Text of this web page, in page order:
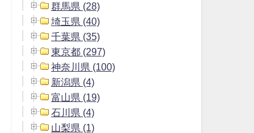
群馬県 (28)
埼玉県 (40)
千葉県 (35)
東京都 (297)
神奈川県 (100)
新潟県 (4)
富山県 (19)
石川県 (4)
山梨県 (1)